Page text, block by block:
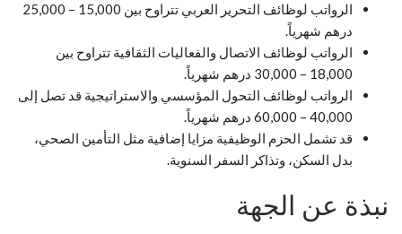
الرواتب لوظائف التحرير العربي تتراوح بين 15,000 – 25,000
درهم شهرياً.
الرواتب لوظائف الاتصال والفعاليات الثقافية تتراوح بين
18,000 – 30,000 درهم شهرياً.
الرواتب لوظائف التحول المؤسسي والاستراتيجية قد تصل إلى
40,000 – 60,000 درهم شهرياً.
قد تشمل الحزم الوظيفية مزايا إضافية مثل التأمين الصحي،
بدل السكن، وتذاكر السفر السنوية.
نبذة عن الجهة